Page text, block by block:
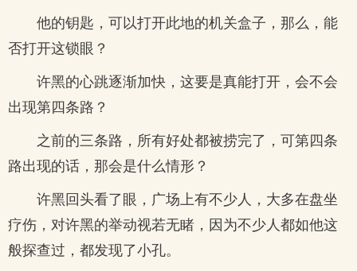
他的钥匙，可以打开此地的机关盒子，那么，能
否打开这锁眼？
许黑的心跳逐渐加快，这要是真能打开，会不会
出现第四条路？
之前的三条路，所有好处都被捞完了，可第四条
路出现的话，那会是什么情形？
许黑回头看了眼，广场上有不少人，大多在盘坐
疗伤，对许黑的举动视若无睹，因为不少人都如他这
般探查过，都发现了小孔。